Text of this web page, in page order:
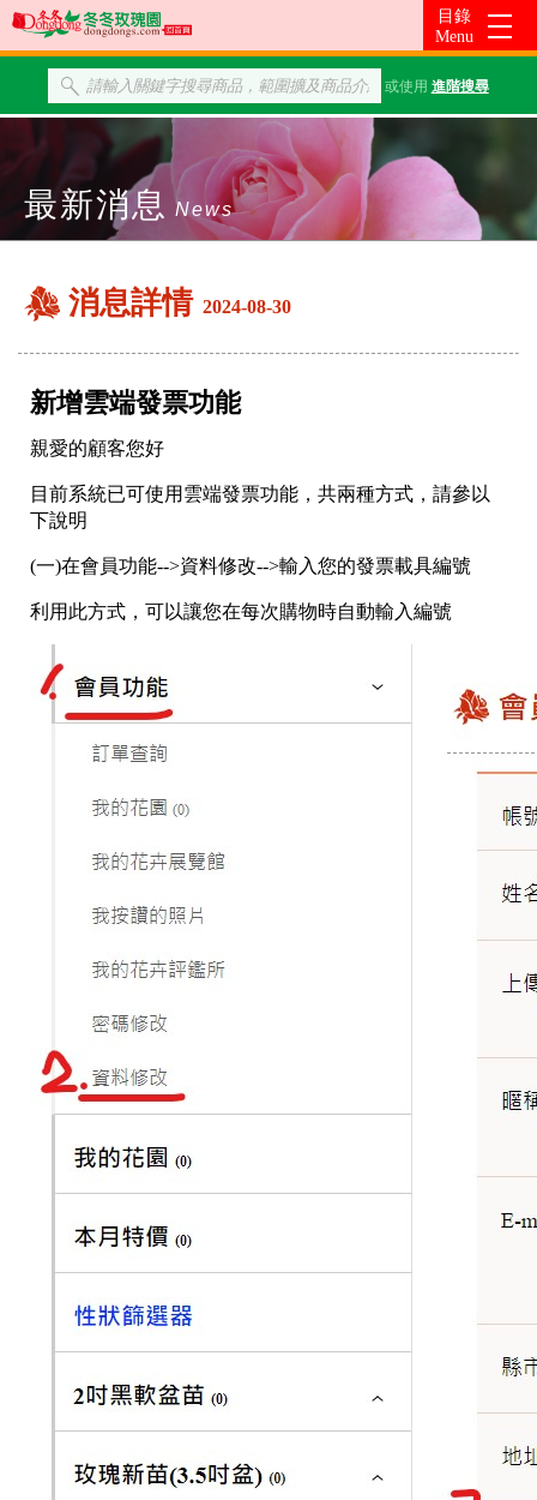
或使用 進階搜尋
最新消息 News
消息詳情2024-08-30
新增雲端發票功能
親愛的顧客您好
目前系統已可使用雲端發票功能，共兩種方式，請參以
下說明
(一)在會員功能-->資料修改-->輸入您的發票載具編號
利用此方式，可以讓您在每次購物時自動輸入編號